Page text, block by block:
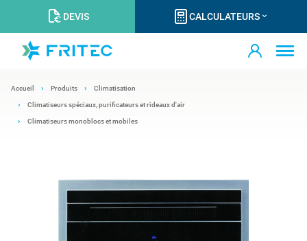
DEVIS CALCULATEURS
Accueil Produits Climatisation
Climatiseurs spéciaux, purificateurs et rideaux d'air
Climatiseurs monoblocs et mobiles